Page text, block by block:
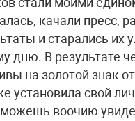
качали пресс,
и старались
дню. В результате
на золотой знак
установила свой
воочию